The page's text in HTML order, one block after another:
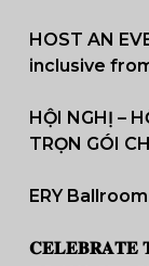
HOST AN
inclusive
HỘI NGHỊ –
TRỌN GÓI
ERY Ballroom –
𝐂𝐄𝐋𝐄𝐁𝐑𝐀𝐓𝐄